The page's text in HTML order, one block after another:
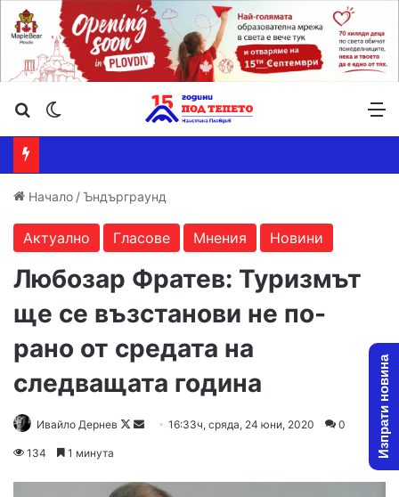
Търсене ...
Начало /Ъндърграунд
Актуално Гласове Мнения Новини
Любозар Фратев: Туризмът
ще се възстанови не по-
рано от средата на
следващата година
Ивайло Дернев
F
l d
16:33ч, сряда, 24 юни, 2020 0
134 1 минута Изпрати новина